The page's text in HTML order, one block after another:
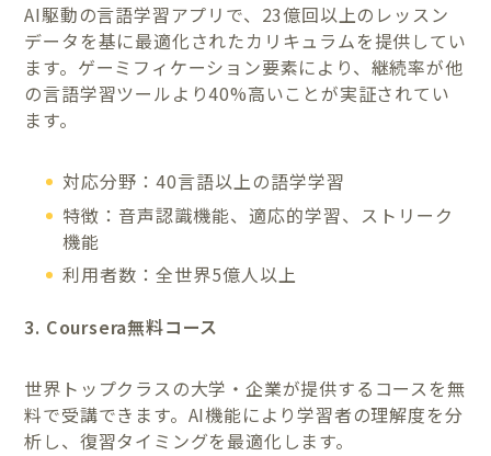
AI駆動の言語学習アプリで、23億回以上のレッスン
データを基に最適化されたカリキュラムを提供してい
ます。ゲーミフィケーション要素により、継続率が他
の言語学習ツールより40%高いことが実証されてい
ます。
対応分野：40言語以上の語学学習
特徴：音声認識機能、適応的学習、ストリーク
機能
利用者数：全世界5億人以上
3. Coursera無料コース
世界トップクラスの大学・企業が提供するコースを無
料で受講できます。AI機能により学習者の理解度を分
析し、復習タイミングを最適化します。